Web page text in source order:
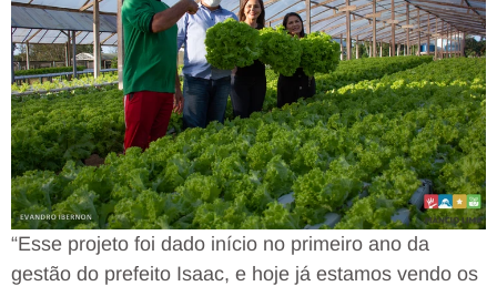
“Esse projeto foi dado início no primeiro ano da
gestão do prefeito Isaac, e hoje já estamos vendo os